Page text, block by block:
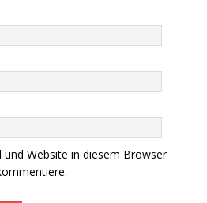
und Website in diesem Browser